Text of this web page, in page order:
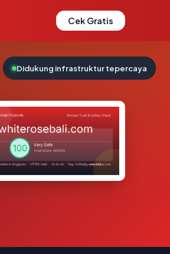
Cek Gratis
Didukung infrastruktur tepercaya